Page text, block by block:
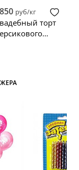
руб/кг
торт